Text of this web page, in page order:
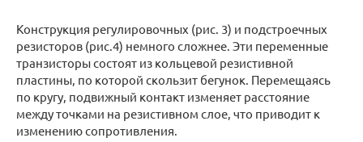
Конструкция регулировочных (рис. 3) и подстроечных
резисторов (рис.4) немного сложнее. Эти переменные
транзисторы состоят из кольцевой резистивной
пластины, по которой скользит бегунок. Перемещаясь
по кругу, подвижный контакт изменяет расстояние
между точками на резистивном слое, что приводит к
изменению сопротивления.